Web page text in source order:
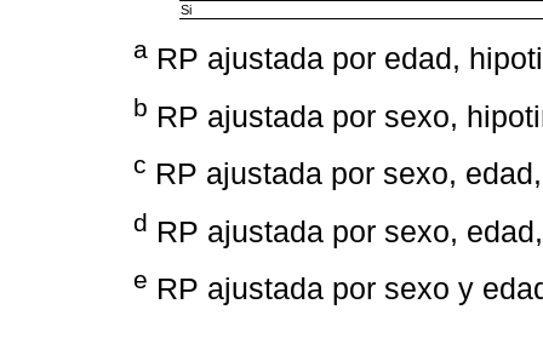
Si
a RP ajustada por edad,
b RP ajustada por sexo,
c RP ajustada por sexo,
d RP ajustada por sexo,
e RP ajustada por sexo y